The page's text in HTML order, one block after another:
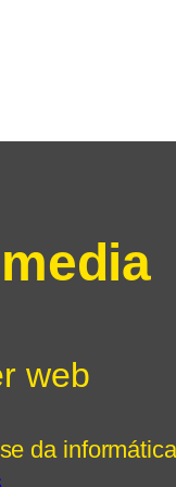
web
da